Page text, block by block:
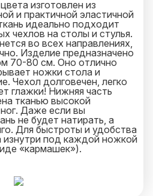
изготовлен из
и практичной эластичной
идеально подходит
чехлов на столы и стулья.
во всех направлениях,
Изделие предназначено
70-80 см. Оно отлично
ножки стола и
Чехол долговечен, легко
глажки! Нижняя часть
тканью высокой
Даже если вы
не будет натирать, а
Для быстроты и удобства
изнутри под каждой ножкой
«кармашек»).